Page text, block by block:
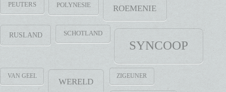
PEUTERS POLYNESIE ROEMENIE
RUSLAND SCHOTLAND
SYNCOOP
VAN GEEL
WERELD
ZIGEUNER